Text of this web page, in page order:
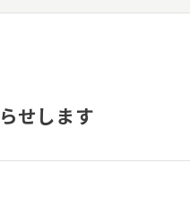
せします